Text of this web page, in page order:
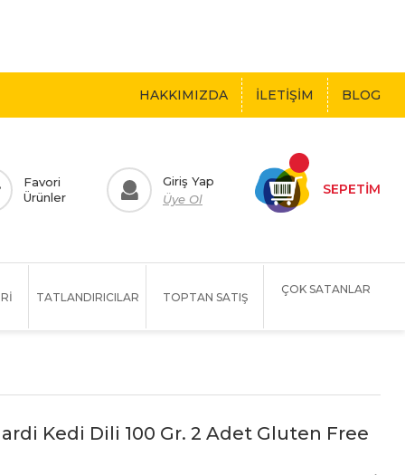
HAKKIMIZDA İLETİŞİM BLOG
Favori
Ürünler
Giriş Yap
Üye Ol
SEPETİM
TATLANDIRICILAR TOPTAN SATIŞ
ÇOK SATANLAR
Kedi Dili 100 Gr. 2 Adet Gluten Free